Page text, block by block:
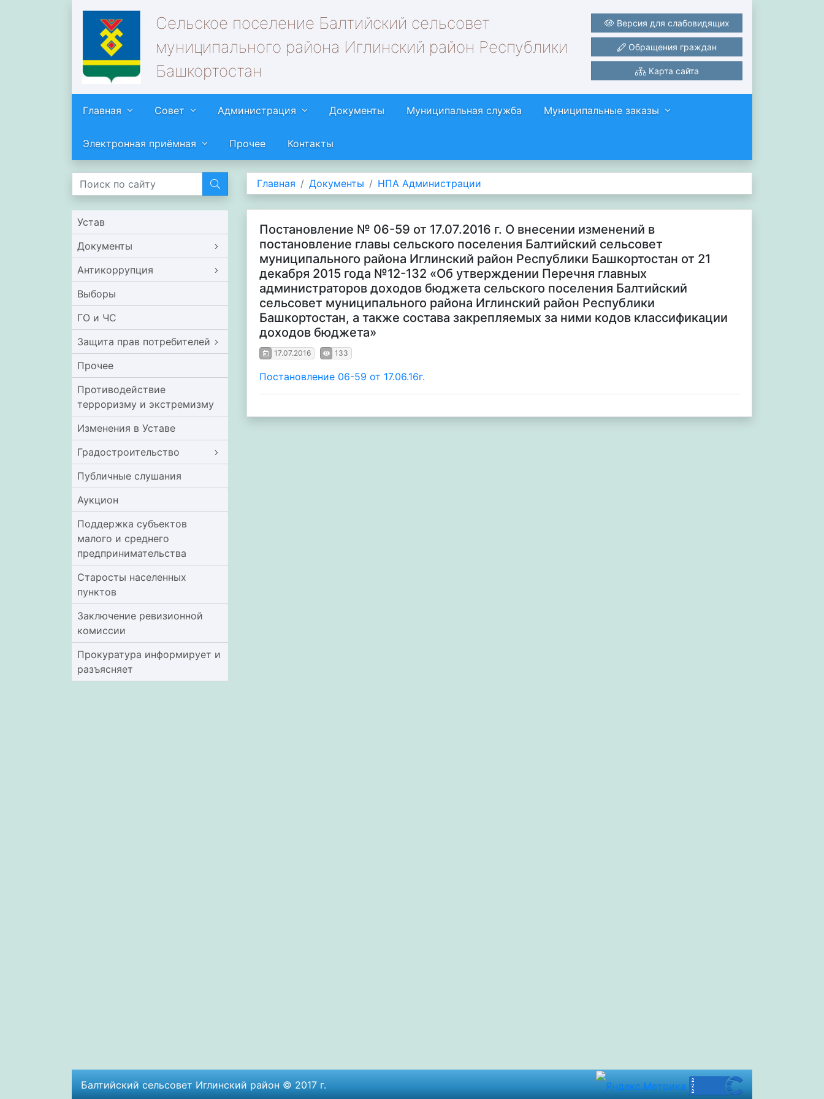
Сельское поселение Балтийский сельсовет
муниципального района Иглинский район Республики
Башкортостан
Версия для слабовидящих
Обращения граждан
Карта сайта
Главная Совет Администрация Документы Муниципальная служба Муниципальные заказы
Электронная приёмная Прочее Контакты
Устав
Документы
Антикоррупция
Выборы
ГО и ЧС
Защита прав потребителей
Прочее
Противодействие
терроризму и экстремизму
Изменения в Уставе
Градостроительство
Публичные слушания
Аукцион
Поддержка субъектов
малого и среднего
предпринимательства
Старосты населенных
пунктов
Заключение ревизионной
комиссии
Прокуратура информирует и
разъясняет
Главная Документы НПА Администрации
Постановление № 06-59 от 17.07.2016 г. О внесении изменений в
постановление главы сельского поселения Балтийский сельсовет
муниципального района Иглинский район Республики Башкортостан от 21
декабря 2015 года №12-132 «Об утверждении Перечня главных
администраторов доходов бюджета сельского поселения Балтийский
сельсовет муниципального района Иглинский район Республики
Башкортостан, а также состава закрепляемых за ними кодов классификации
доходов бюджета»
17.07.2016 133
Постановление 06-59 от 17.06.16г.
Балтийский сельсовет Иглинский район © 2017 г.